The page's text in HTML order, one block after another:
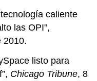
caliente
las OPI”,
2010.
listo para
Chicago Tribune, 8